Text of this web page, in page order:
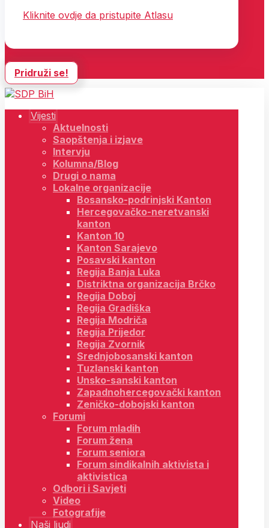
Kliknite ovdje da pristupite Atlasu
Pridruži se!
Vijesti
Aktuelnosti
Saopštenja i izjave
Intervju
Kolumna/Blog
Drugi o nama
Lokalne organizacije
Bosansko-podrinjski Kanton
Hercegovačko-neretvanski
kanton
Kanton 10
Kanton Sarajevo
Posavski kanton
Regija Banja Luka
Distriktna organizacija Brčko
Regija Doboj
Regija Gradiška
Regija Modriča
Regija Prijedor
Regija Zvornik
Srednjobosanski kanton
Tuzlanski kanton
Unsko-sanski kanton
Zapadnohercegovački kanton
Zeničko-dobojski kanton
Forumi
Forum mladih
Forum žena
Forum seniora
Forum sindikalnih aktivista i
aktivistica
Odbori i Savjeti
Video
Fotografije
Naši ljudi